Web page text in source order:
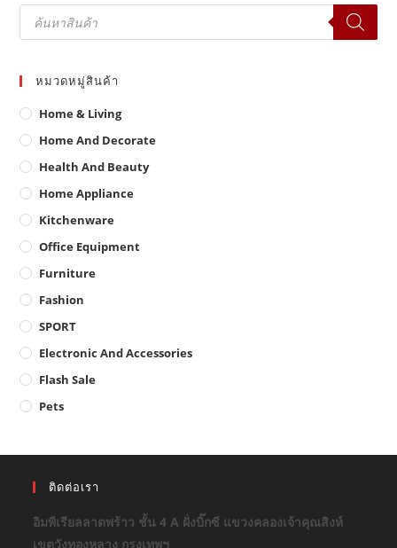
Products
search
หมวดหมู่สินค้า
Home & Living
Home And Decorate
Health And Beauty
Home Appliance
Kitchenware
Office Equipment
Furniture
Fashion
SPORT
Electronic And Accessories
Flash Sale
Pets
ติดต่อเรา
อิมพีเรียลลาดพร้าว ชั้น 4 A ฝั่งบิ๊กซี แขวงคลองเจ้าคุณสิงห์
เขตวังทองหลาง กรุงเทพฯ